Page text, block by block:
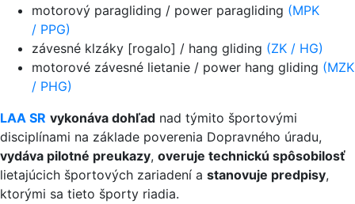
motorový paragliding / power paragliding (MPK
/ PPG)
závesné klzáky [rogalo] / hang gliding (ZK / HG)
motorové závesné lietanie / power hang gliding (MZK
/ PHG)
LAA SR vykonáva dohľad nad týmito športovými
disciplínami na základe poverenia Dopravného úradu,
vydáva pilotné preukazy, overuje technickú spôsobilosť
lietajúcich športových zariadení a stanovuje predpisy,
ktorými sa tieto športy riadia.